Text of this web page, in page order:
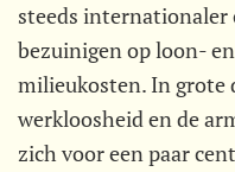
steeds internationaler
bezuinigen op loon-
milieukosten. In grote
werkloosheid en de
zich voor een paar